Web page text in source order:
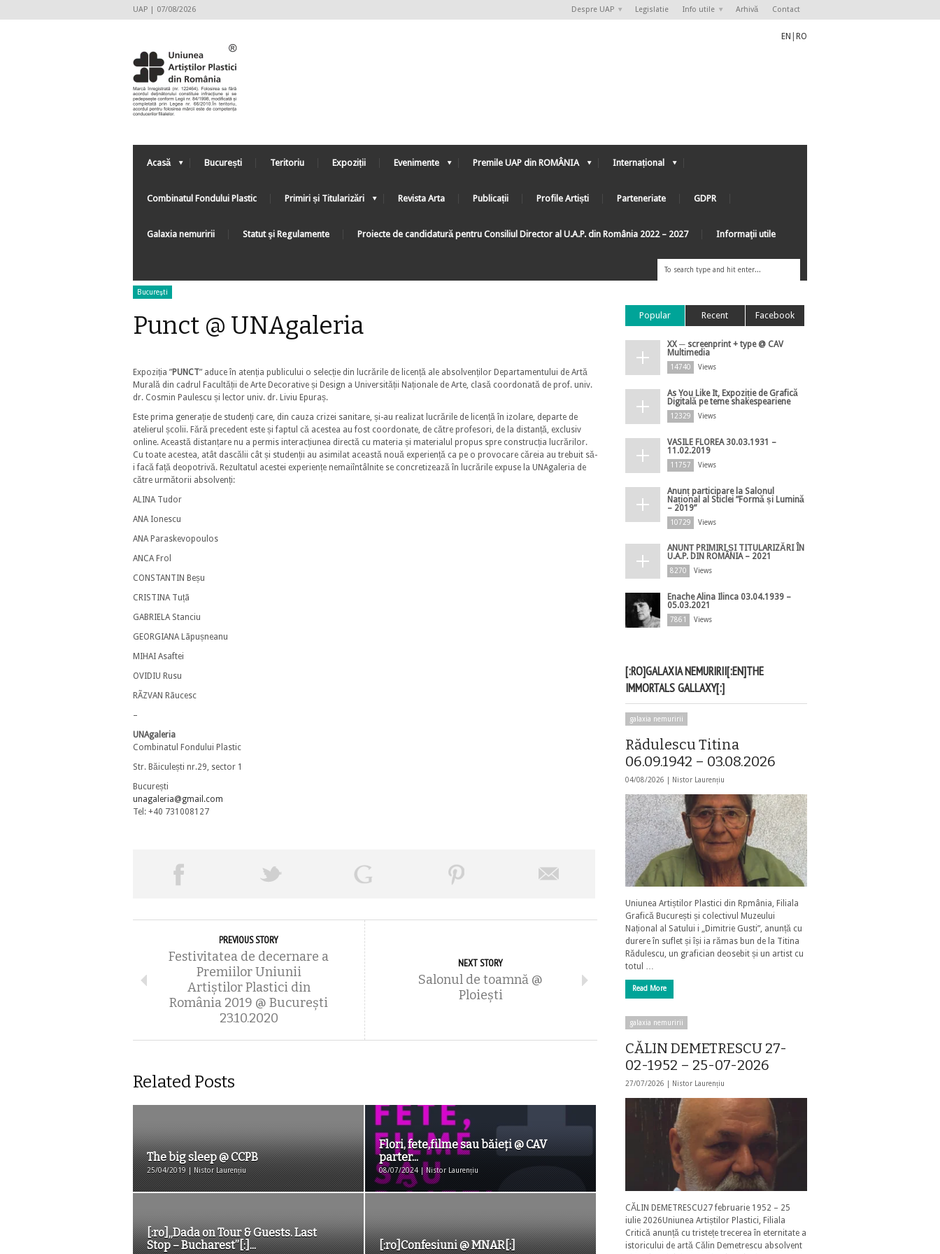
UAP | 07/08/2026 Despre UAP Legislatie Info utile Arhivă Contact
EN RO
Acasă București Teritoriu Expoziții Evenimente Premile UAP din ROMÂNIA Internațional
Combinatul Fondului Plastic Primiri și Titularizări Revista Arta Publicații Profile Artiști Parteneriate GDPR
Galaxia nemuririi Statut şi Regulamente Proiecte de candidatură pentru Consiliul Director al U.A.P. din România 2022 – 2027 Informaţii utile
Bucureşti
Punct @ UNAgaleria
Expoziția ”PUNCT” aduce în atenția publicului o selecție din lucrările de licență ale absolvenților Departamentului de Artă
Murală din cadrul Facultății de Arte Decorative și Design a Universității Naționale de Arte, clasă coordonată de prof. univ.
dr. Cosmin Paulescu și lector univ. dr. Liviu Epuraș.
Este prima generație de studenți care, din cauza crizei sanitare, și-au realizat lucrările de licență în izolare, departe de
atelierul școlii. Fără precedent este și faptul că acestea au fost coordonate, de către profesori, de la distanță, exclusiv
online. Această distanțare nu a permis interacțiunea directă cu materia și materialul propus spre construcția lucrărilor.
Cu toate acestea, atât dascălii cât și studenții au asimilat această nouă experiență ca pe o provocare căreia au trebuit să-
i facă față deopotrivă. Rezultatul acestei experiențe nemaiîntâlnite se concretizează în lucrările expuse la UNAgaleria de
către următorii absolvenți:
ALINA Tudor
ANA Ionescu
ANA Paraskevopoulos
ANCA Frol
CONSTANTIN Beșu
CRISTINA Tuțã
GABRIELA Stanciu
GEORGIANA Lãpușneanu
MIHAI Asaftei
OVIDIU Rusu
RÃZVAN Rãucesc
–
UNAgaleria
Combinatul Fondului Plastic
Str. Băiculești nr.29, sector 1
București
unagaleria@gmail.com
Tel: +40 731008127
PREVIOUS STORY
Festivitatea de decernare a
Premiilor Uniunii
Artiștilor Plastici din
România 2019 @ București
23.10.2020
NEXT STORY
Salonul de toamnă @
Ploiești
Related Posts
The big sleep @ CCPB
25/04/2019 | Nistor Laurențiu
Flori, fete,filme sau băieți @ CAV
parter...
08/07/2024 | Nistor Laurențiu
[:ro]„Dada on Tour & Guests. Last
Stop – Bucharest”[:]...
[:ro]Confesiuni @ MNAR[:]
Popular Recent Facebook
XX ─ screenprint + type @ CAV
Multimedia
14740 Views
As You Like It, Expoziție de Grafică
Digitală pe teme shakespeariene
12329 Views
VASILE FLOREA 30.03.1931 –
11.02.2019
11757 Views
Anunț participare la Salonul
Național al Sticlei ”Formă și Lumină
– 2019”
10729 Views
ANUNȚ PRIMIRI ȘI TITULARIZĂRI ÎN
U.A.P. DIN ROMÂNIA – 2021
8270 Views
Enache Alina Ilinca 03.04.1939 –
05.03.2021
7861 Views
[:RO]GALAXIA NEMURIRII[:EN]THE
IMMORTALS GALLAXY[:]
galaxia nemuririi
Rădulescu Titina
06.09.1942 – 03.08.2026
04/08/2026 | Nistor Laurențiu
Uniunea Artiștilor Plastici din Rpmânia, Filiala
Grafică București și colectivul Muzeului
Național al Satului i „Dimitrie Gusti”, anunță cu
durere în suflet și își ia rămas bun de la Titina
Rădulescu, un grafician deosebit și un artist cu
totul …
Read More
galaxia nemuririi
CĂLIN DEMETRESCU 27-
02-1952 – 25-07-2026
27/07/2026 | Nistor Laurențiu
CĂLIN DEMETRESCU27 februarie 1952 – 25
iulie 2026Uniunea Artiștilor Plastici, Filiala
Critică anunță cu tristețe trecerea în eternitate a
istoricului de artă Călin Demetrescu absolvent